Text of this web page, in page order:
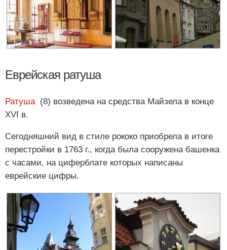
Еврейская ратуша
Ратуша(8) возведена на средства Майзела в конце
XVI в.
Сегодняшний вид в стиле рококо приобрела в итоге
перестройки в 1763 г., когда была сооружена башенка
с часами, на циферблате которых написаны
еврейские цифры.